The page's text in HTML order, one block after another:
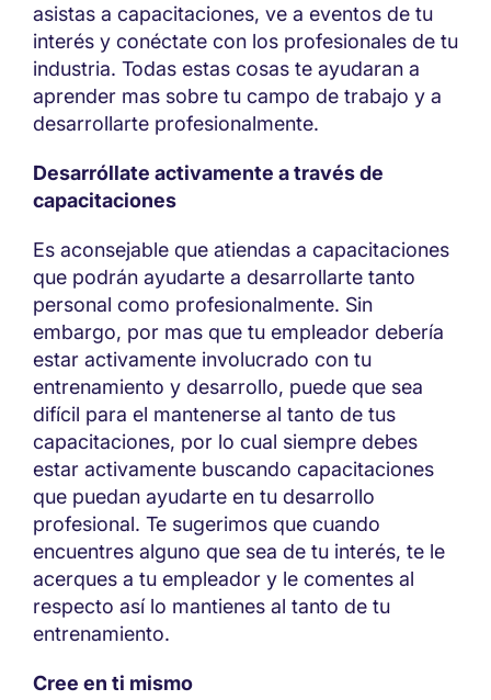
asistas a capacitaciones, ve a eventos de tu
interés y conéctate con los profesionales de tu
industria. Todas estas cosas te ayudaran a
aprender mas sobre tu campo de trabajo y a
desarrollarte profesionalmente.
Desarróllate activamente a través de
capacitaciones
Es aconsejable que atiendas a capacitaciones
que podrán ayudarte a desarrollarte tanto
personal como profesionalmente. Sin
embargo, por mas que tu empleador debería
estar activamente involucrado con tu
entrenamiento y desarrollo, puede que sea
difícil para el mantenerse al tanto de tus
capacitaciones, por lo cual siempre debes
estar activamente buscando capacitaciones
que puedan ayudarte en tu desarrollo
profesional. Te sugerimos que cuando
encuentres alguno que sea de tu interés, te le
acerques a tu empleador y le comentes al
respecto así lo mantienes al tanto de tu
entrenamiento.
Cree en ti mismo